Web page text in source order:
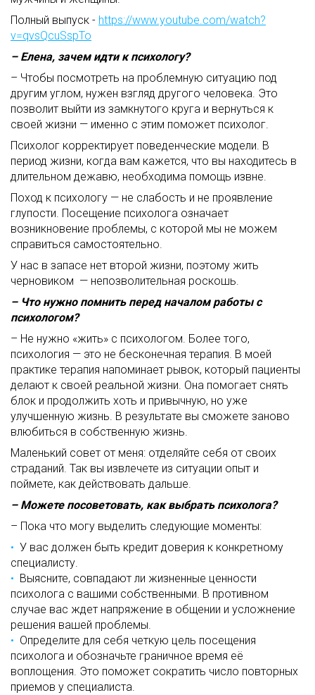
Полный выпуск - https://www.youtube.com/watch?
v=qvsQcuSspTo
– Елена, зачем идти к психологу?
– Чтобы посмотреть на проблемную ситуацию под
другим углом, нужен взгляд другого человека. Это
позволит выйти из замкнутого круга и вернуться к
своей жизни — именно с этим поможет психолог.
Психолог корректирует поведенческие модели. В
период жизни, когда вам кажется, что вы находитесь в
длительном дежавю, необходима помощь извне.
Поход к психологу — не слабость и не проявление
глупости. Посещение психолога означает
возникновение проблемы, с которой мы не можем
справиться самостоятельно.
У нас в запасе нет второй жизни, поэтому жить
черновиком — непозволительная роскошь.
– Что нужно помнить перед началом работы с
психологом?
– Не нужно «жить» с психологом. Более того,
психология — это не бесконечная терапия. В моей
практике терапия напоминает рывок, который пациенты
делают к своей реальной жизни. Она помогает снять
блок и продолжить хоть и привычную, но уже
улучшенную жизнь. В результате вы сможете заново
влюбиться в собственную жизнь.
Маленький совет от меня: отделяйте себя от своих
страданий. Так вы извлечете из ситуации опыт и
поймете, как действовать дальше.
– Можете посоветовать, как выбрать психолога?
– Пока что могу выделить следующие моменты:
У вас должен быть кредит доверия к конкретному
специалисту.
Выясните, совпадают ли жизненные ценности
психолога с вашими собственными. В противном
случае вас ждет напряжение в общении и усложнение
решения вашей проблемы.
Определите для себя четкую цель посещения
психолога и обозначьте граничное время её
воплощения. Это поможет сократить число повторных
приемов у специалиста.